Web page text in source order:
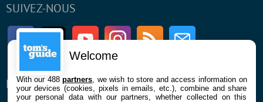
SUIVEZ-NOUS
FacebookTwitter Youtube InstagramRSS Newsletter
ENTREPRISE À PROPOS
Welcome
With our 488partners , we wish to store and access information on
your devices (cookies, pixels in emails, etc.), combine and share
your personal data with our partners, whether collected on this